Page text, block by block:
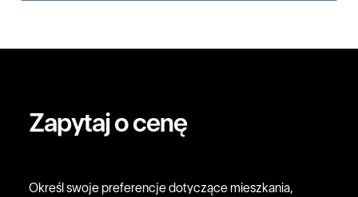
Zapytaj o cenę
Określ swoje preferencje dotyczące mieszkania,